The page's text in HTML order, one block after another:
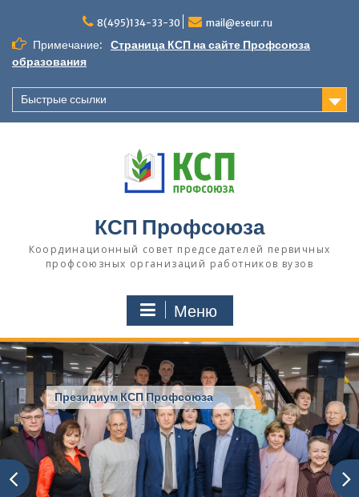
к
8(495)134-33-30 mail@eseur.ru
Примечание:
Страница КСП на сайте Профсоюза
образования
Быстрые ссылки
КСП Профсоюза
Координационный совет председателей первичных
профсоюзных организаций работников вузов
Меню
Президиум КСП Профсоюза